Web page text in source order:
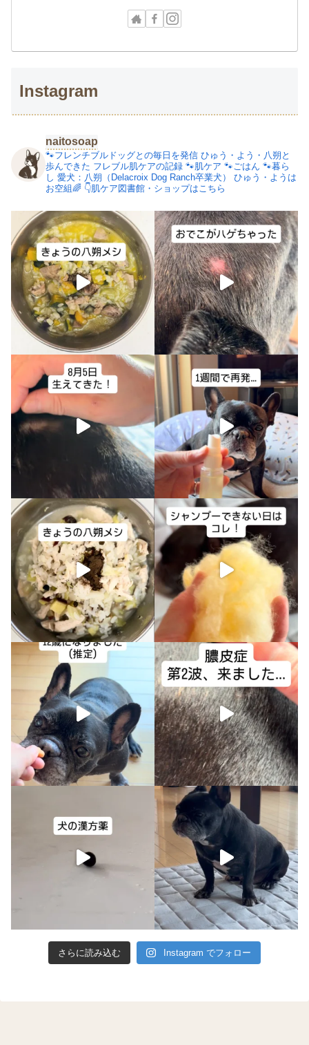
Instagram
naitosoap
🐾フレンチブルドッグとの毎日を発信 ひゅう・よう・八朔と
歩んできた フレブル肌ケアの記録 🐾肌ケア 🐾ごはん 🐾暮ら
し 愛犬：八朔（Delacroix Dog Ranch卒業犬）
ひゅう・ようは
お空組🌈 👇肌ケア図書館・ショップはこちら
さらに読み込む Instagram でフォロー